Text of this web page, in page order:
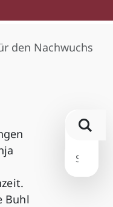
den Nachwuchs
Buhl